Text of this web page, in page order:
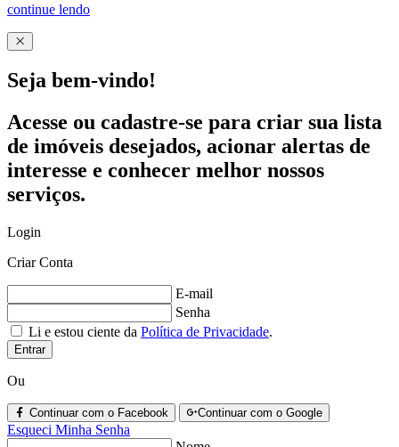
continue lendo
Seja bem-vindo!
Acesse ou cadastre-se para criar sua lista
de imóveis desejados, acionar alertas de
interesse e conhecer melhor nossos
serviços.
Login
Criar Conta
E-mail
Senha
Li e estou ciente da Política de Privacidade.
Entrar
Ou
Continuar com o Facebook Continuar com o Google
Esqueci Minha Senha